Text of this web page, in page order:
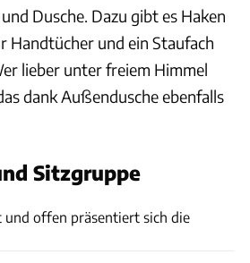
Dusche. Dazu gibt es Haken
Handtücher und ein Staufach
lieber unter freiem Himmel
dank Außendusche ebenfalls
Sitzgruppe
und offen präsentiert sich die